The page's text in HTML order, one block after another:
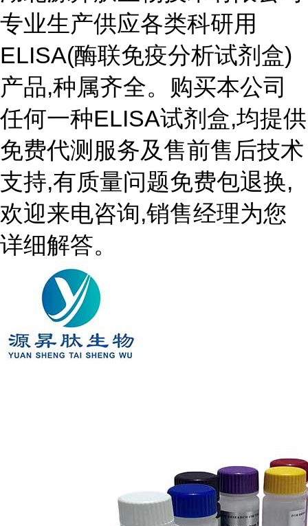
专业生产供应各类科研用
ELISA(酶联免疫分析试剂盒)
产品,种属齐全。购买本公司
任何一种ELISA试剂盒,均提供
免费代测服务及售前售后技术
支持,有质量问题免费包退换,
欢迎来电咨询,销售经理为您
详细解答。